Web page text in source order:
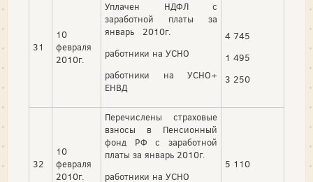
31
10
февраля
2010г.
Уплачен НДФЛ с
заработной платы за
январь 2010г.
работники на УСНО
работники на УСНО+
ЕНВД
4 745
1 495
3 250
32
10
февраля
2010г.
Перечислены страховые
взносы в Пенсионный
фонд РФ с заработной
платы за январь 2010г.
работники на УСНО
5 110